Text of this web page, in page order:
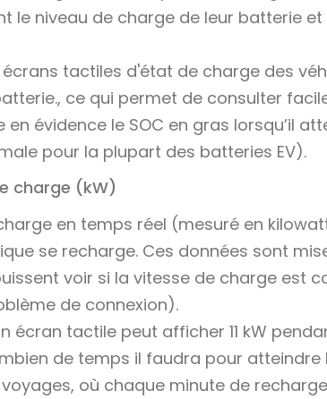
le niveau de charge de leur batterie
tactiles d'état de charge des
ce qui permet de consulter
évidence le SOC en gras lorsqu’il
pour la plupart des batteries EV).
charge (kW)
en temps réel (mesuré en
se recharge. Ces données sont
voir si la vitesse de charge est
de connexion).
écran tactile peut afficher 11 kW
de temps il faudra pour atteindre
où chaque minute de